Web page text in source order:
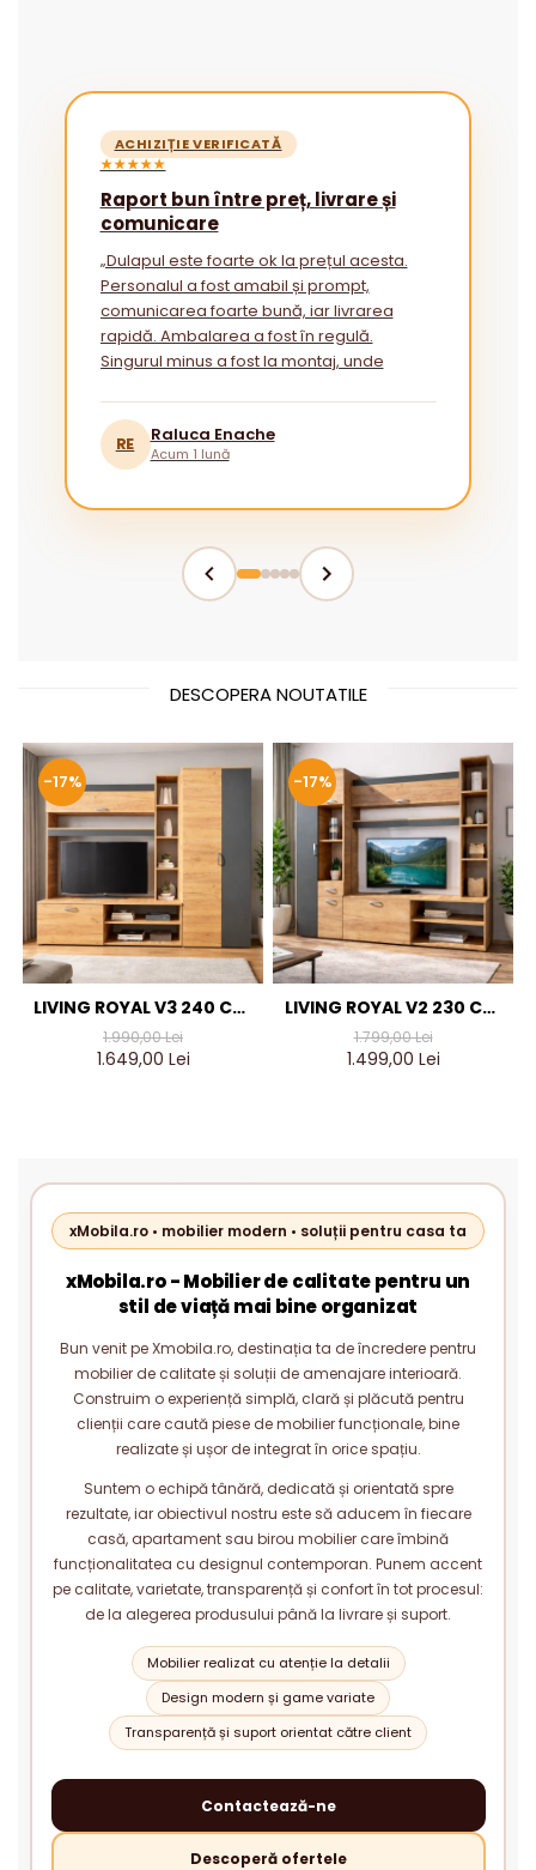
ACHIZIȚIE VERIFICATĂ
★★★★★
Raport bun între preț, livrare și
comunicare
„Dulapul este foarte ok la prețul acesta.
Personalul a fost amabil și prompt,
comunicarea foarte bună, iar livrarea
rapidă. Ambalarea a fost în regulă.
Singurul minus a fost la montaj, unde
RE
Raluca Enache
Acum 1 lună
DESCOPERA NOUTATILE
-17%
LIVING ROYAL V3 240 CM,
STEJAR AURIU & GRI
ANTRACIT – MOBILIER
1.990,00 Lei
1.649,00 Lei
-17%
LIVING ROYAL V2 230 CM,
STEJAR AURIU & GRI
ANTRACIT – MOBILIER
1.799,00 Lei
1.499,00 Lei
xMobila.ro • mobilier modern • soluții pentru casa ta
xMobila.ro - Mobilier de calitate pentru un
stil de viață mai bine organizat
Bun venit pe Xmobila.ro, destinația ta de încredere pentru
mobilier de calitate și soluții de amenajare interioară.
Construim o experiență simplă, clară și plăcută pentru
clienții care caută piese de mobilier funcționale, bine
realizate și ușor de integrat în orice spațiu.
Suntem o echipă tânără, dedicată și orientată spre
rezultate, iar obiectivul nostru este să aducem în fiecare
casă, apartament sau birou mobilier care îmbină
funcționalitatea cu designul contemporan. Punem accent
pe calitate, varietate, transparență și confort în tot procesul:
de la alegerea produsului până la livrare și suport.
Mobilier realizat cu atenție la detalii
Design modern și game variate
Transparență și suport orientat către client
Contactează-ne
Descoperă ofertele